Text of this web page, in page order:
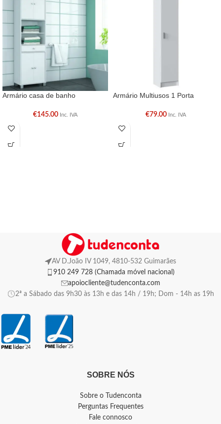
Armário casa de banho
€145.00 Inc. IVA
Armário Multiusos 1 Porta
€79.00 Inc. IVA
AV D.João IV 1049, 4810-532 Guimarães
910 249 728 (Chamada móvel nacional)
apoiocliente@tudenconta.com
2ª a Sábado das 9h30 às 13h e das 14h / 19h; Dom - 14h as 19h
SOBRE NÓS
Sobre o Tudenconta
Perguntas Frequentes
Fale connosco